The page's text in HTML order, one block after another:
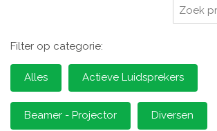
Zoeken
Filter op categorie:
Alles Actieve Luidsprekers
Beamer - Projector Diversen